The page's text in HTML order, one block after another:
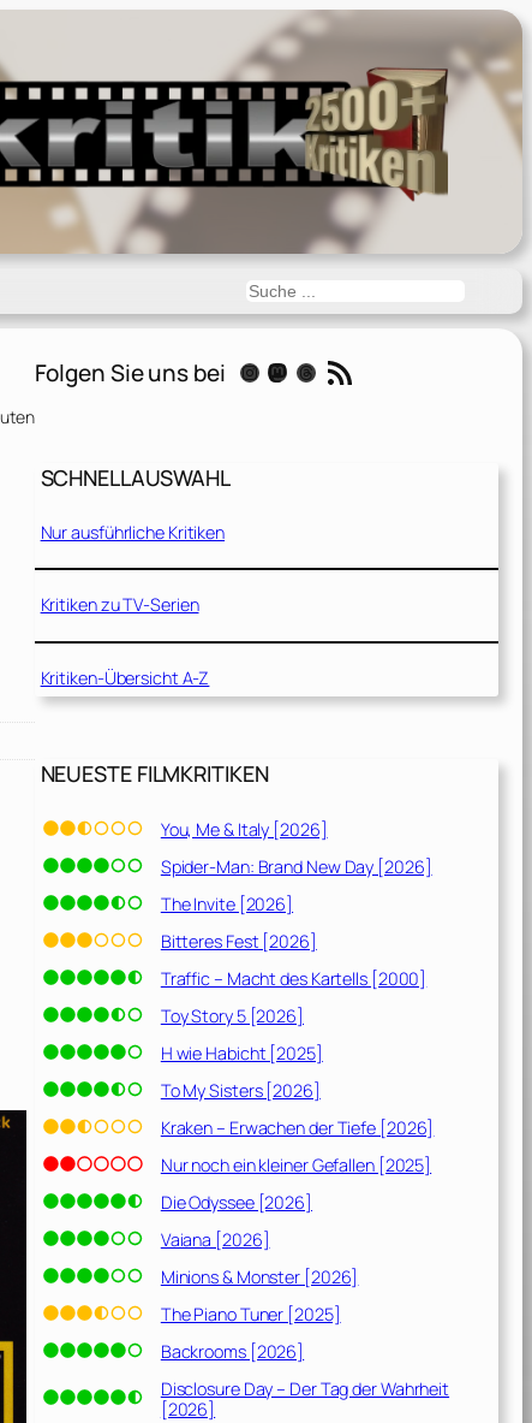
Suchen
Folgen Sie uns bei Instagram Mastodon Threads RSS-Feed
SCHNELLAUSWAHL
Nur ausführliche Kritiken
Kritiken zu TV-Serien
Kritiken-Übersicht A-Z
NEUESTE FILMKRITIKEN
You, Me & Italy [2026]
Spider-Man: Brand New Day [2026]
The Invite [2026]
Bitteres Fest [2026]
Traffic – Macht des Kartells [2000]
Toy Story 5 [2026]
H wie Habicht [2025]
To My Sisters [2026]
Kraken – Erwachen der Tiefe [2026]
Nur noch ein kleiner Gefallen [2025]
Die Odyssee [2026]
Vaiana [2026]
Minions & Monster [2026]
The Piano Tuner [2025]
Backrooms [2026]
Disclosure Day – Der Tag der Wahrheit
[2026]